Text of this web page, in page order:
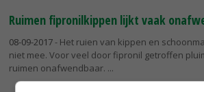
Ruimen fipronilkippen lijkt vaak
08-09-2017- Het ruien van kippen en
niet mee. Voor veel door fipronil getroffen
ruimen onafwendbaar.